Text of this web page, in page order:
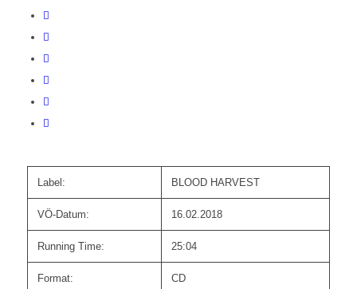
Label: BLOOD HARVEST
VÖ-Datum: 16.02.2018
Running Time: 25:04
Format: CD